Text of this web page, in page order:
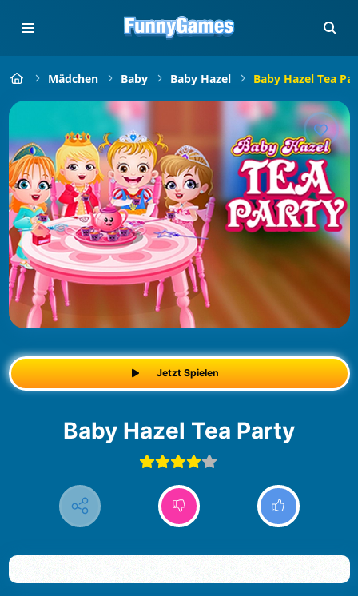
Mädchen Baby Baby Hazel Baby Hazel Tea
Jetzt Spielen
Baby Hazel Tea Party